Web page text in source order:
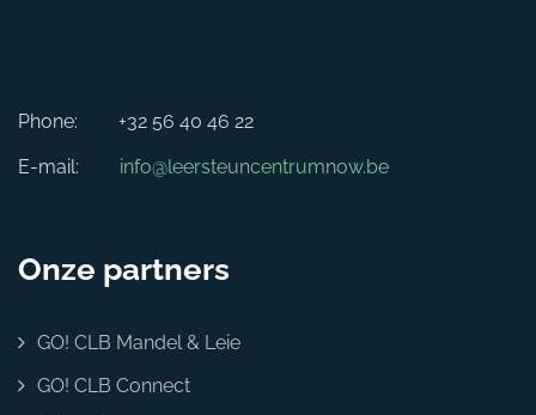
Phone:
+32 56 40 46 22
E-mail:
info@leersteuncentrumnow.be
Onze partners
GO! CLB Mandel & Leie
GO! CLB Connect